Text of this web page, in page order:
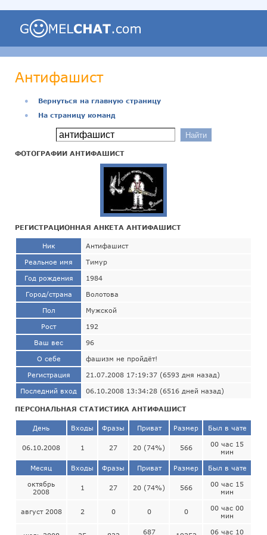
Антифашист
●
Вернуться на главную страницу
●
На страницу команд
ФОТОГРАФИИ АНТИФАШИСТ
РЕГИСТРАЦИОННАЯ АНКЕТА АНТИФАШИСТ
Ник Антифашист
Реальное имя Тимур
Год рождения 1984
Город/страна Волотова
Пол Мужской
Рост 192
Ваш вес 96
О себе фашизм не пройдёт!
Регистрация 21.07.2008 17:19:37 (6593 дня назад)
Последний вход 06.10.2008 13:34:28 (6516 дней назад)
ПЕРСОНАЛЬНАЯ СТАТИСТИКА АНТИФАШИСТ
День Входы Фразы Приват Размер Был в чате
06.10.2008 1 27 20 (74%) 566
00 час 15
мин
Месяц Входы Фразы Приват Размер Был в чате
октябрь
2008
1 27 20 (74%) 566
00 час 15
мин
август 2008 2 0 0 0
00 час 00
мин
687 06 час 10